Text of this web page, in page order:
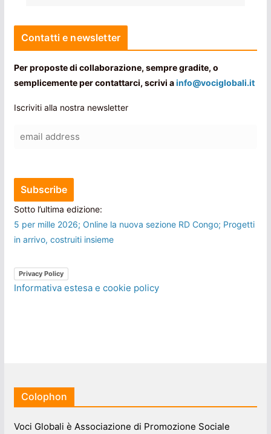
Contatti e newsletter
Per proposte di collaborazione, sempre gradite, o
semplicemente per contattarci, scrivi ainfo@vociglobali.it
Iscriviti alla nostra newsletter
Sotto l’ultima edizione:
5 per mille 2026; Online la nuova sezione RD Congo; Progetti
in arrivo, costruiti insieme
Privacy Policy
Informativa estesa e cookie policy
Colophon
Voci Globali è Associazione di Promozione Sociale